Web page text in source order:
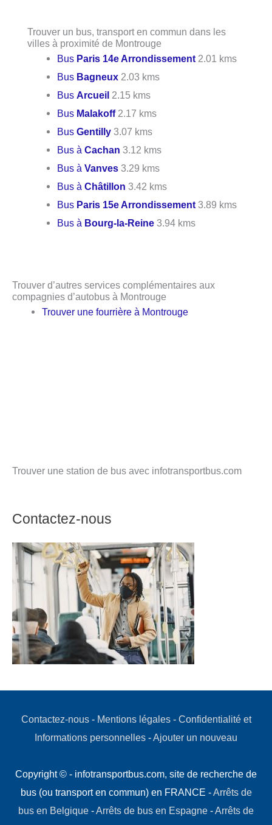
Trouver un bus, transport en commun dans les
villes à proximité de Montrouge
Bus Paris 14e Arrondissement 2.01 kms
Bus Bagneux 2.03 kms
BusArcueil 2.15 kms
Bus Malakoff2.17 kms
BusGentilly 3.07 kms
Bus àCachan 3.12 kms
Bus àVanves 3.29 kms
Bus àChâtillon 3.42 kms
Bus Paris 15e Arrondissement 3.89 kms
Bus à Bourg-la-Reine 3.94 kms
Trouver d’autres services complémentaires aux
compagnies d’autobus à Montrouge
Trouver une fourrière à Montrouge
Trouver une station de bus avec infotransportbus.com
Contactez-nous
Contactez-nous- Mentions légales- Confidentialité et
Informations personnelles -Ajouter un nouveau
Copyright © - infotransportbus.com, site de recherche de
bus (ou transport en commun) en FRANCE -Arrêts de
bus en Belgique -Arrêts de bus en Espagne -Arrêts de